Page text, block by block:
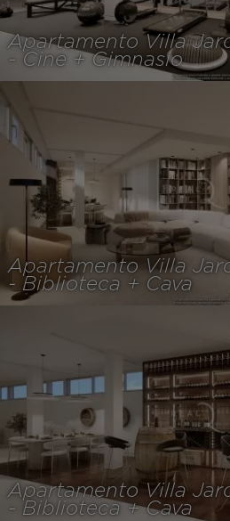
Apartamento Villa
- Cine + Gimnasio
Apartamento Villa
- Biblioteca + Cava
Apartamento Villa
- Biblioteca + Cava